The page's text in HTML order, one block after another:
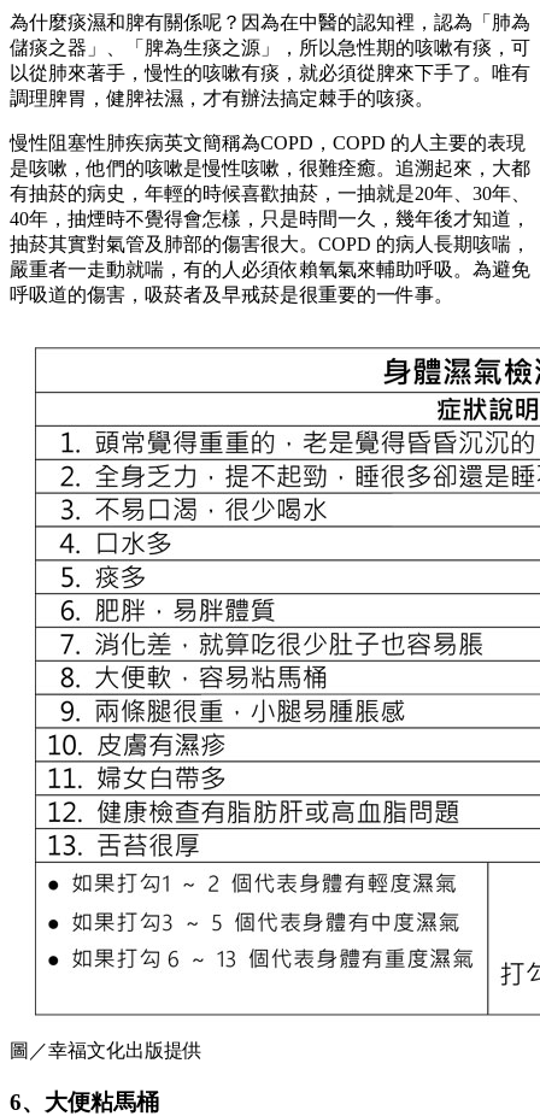
為什麼痰濕和脾有關係呢？因為在中醫的認知裡，認為「肺為
儲痰之器」、「脾為生痰之源」，所以急性期的咳嗽有痰，可
以從肺來著手，慢性的咳嗽有痰，就必須從脾來下手了。唯有
調理脾胃，健脾祛濕，才有辦法搞定棘手的咳痰。
慢性阻塞性肺疾病英文簡稱為COPD，COPD 的人主要的表現
是咳嗽，他們的咳嗽是慢性咳嗽，很難痊癒。追溯起來，大都
有抽菸的病史，年輕的時候喜歡抽菸，一抽就是20年、30年、
40年，抽煙時不覺得會怎樣，只是時間一久，幾年後才知道，
抽菸其實對氣管及肺部的傷害很大。COPD 的病人長期咳喘，
嚴重者一走動就喘，有的人必須依賴氧氣來輔助呼吸。為避免
呼吸道的傷害，吸菸者及早戒菸是很重要的一件事。
圖／幸福文化出版提供
6、大便粘馬桶